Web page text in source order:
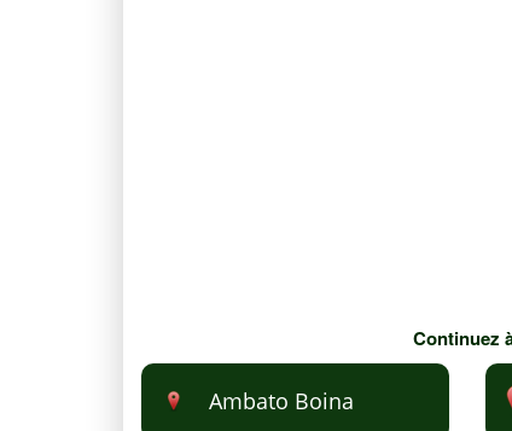
Continuez
Ambato Boina